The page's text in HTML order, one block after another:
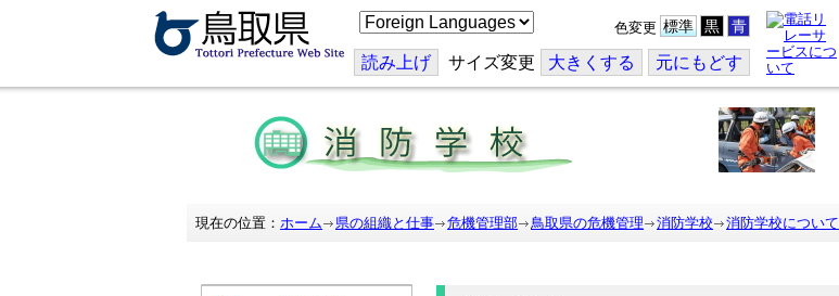
こ
の
ペ
ジ
を
訳
す
る
色変更 標準 黒 青
読み上げ サイズ変更 大きくする 元にもどす
現在の位置： ホーム 県の組織と仕事 危機管理部 鳥取県の危機管理 消防学校 消防学校について